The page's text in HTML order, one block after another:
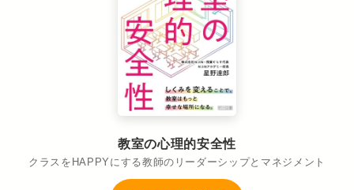
教室の心理的安全性
クラスをHAPPYにする教師のリーダーシップとマネジメント